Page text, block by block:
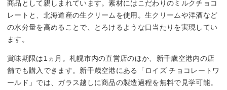
商品として親しまれています。素材にはこだわりのミルクチョコ
レートと、北海道産の生クリームを使用。生クリームや洋酒など
の水分量を高めることで、とろけるような口当たりを実現してい
ます。
賞味期限は1ヵ月。札幌市内の直営店のほか、新千歳空港内の店
舗でも購入できます。新千歳空港にある「ロイズ チョコレートワ
ールド」では、ガラス越しに商品の製造過程を無料で見学可能。